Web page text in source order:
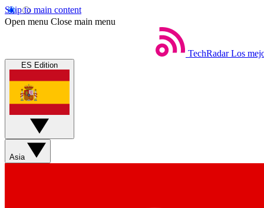
Skip to main content
Open menu Close main menu
TechRadar Los
ES Edition
Asia